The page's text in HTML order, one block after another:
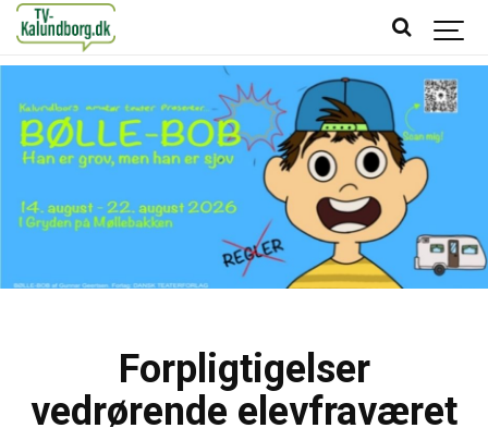
Forpligtigelser
vedrørende elevfraværet